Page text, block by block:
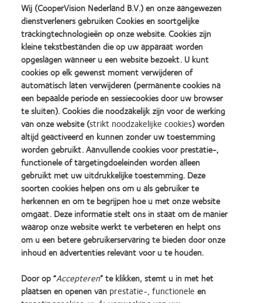
LANGDURIG TE DRAGEN?
VERBERG OF TOON KOLOMMEN
Selecteer filter(s) om resultaten te
bekijken
Wij (CooperVision Nederland B.V.) en onze aangewezen
dienstverleners gebruiken Cookies en soortgelijke
trackingtechnologieën op onze website. Cookies zijn
kleine tekstbestanden die op uw apparaat worden
opgeslagen wanneer u een website bezoekt. U kunt
cookies op elk gewenst moment verwijderen of
automatisch laten verwijderen (permanente cookies na
een bepaalde periode en sessiecookies door uw browser
te sluiten). Cookies die noodzakelijk zijn voor de werking
van onze website (strikt noodzakelijke cookies) worden
altijd geactiveerd en kunnen zonder uw toestemming
worden gebruikt. Aanvullende cookies voor prestatie-,
functionele of targetingdoeleinden worden alleen
gebruikt met uw uitdrukkelijke toestemming. Deze
soorten cookies helpen ons om u als gebruiker te
herkennen en om te begrijpen hoe u met onze website
omgaat. Deze informatie stelt ons in staat om de manier
waarop onze website werkt te verbeteren en helpt ons
om u een betere gebruikerservaring te bieden door onze
inhoud en advertenties relevant voor u te houden.
Door op “Accepteren” te klikken, stemt u in met het
plaatsen en openen van prestatie-, functionele en